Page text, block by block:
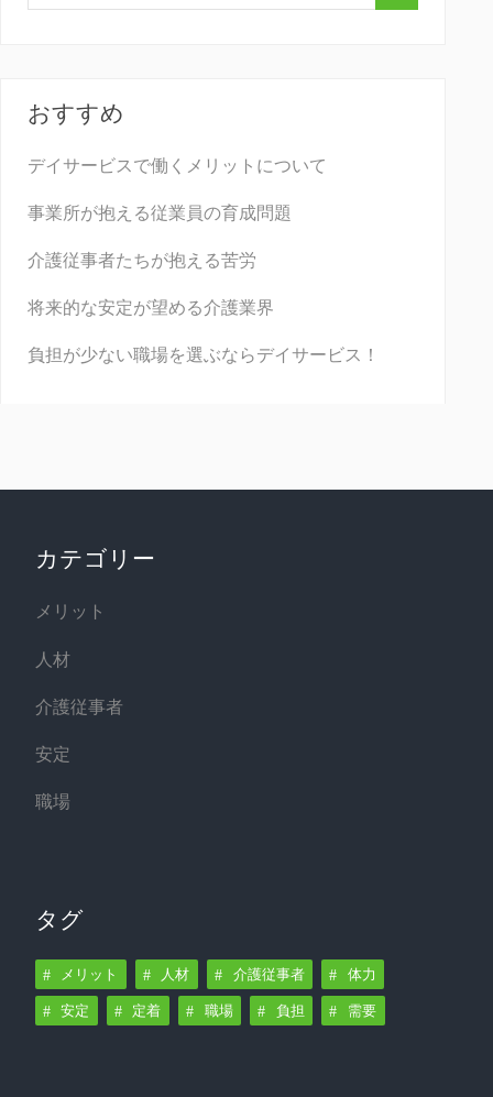
おすすめ
デイサービスで働くメリットについて
事業所が抱える従業員の育成問題
介護従事者たちが抱える苦労
将来的な安定が望める介護業界
負担が少ない職場を選ぶならデイサービス！
カテゴリー
メリット
人材
介護従事者
安定
職場
タグ
メリット 人材 介護従事者 体力
安定 定着 職場 負担 需要